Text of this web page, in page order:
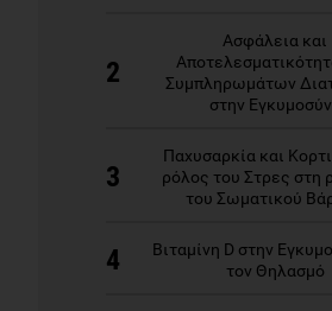
2
Ασφάλεια και
Συμπληρωμάτων
στην
3
Παχυσαρκία και
ρόλος του Στρες στη
του Σωματικού
4
Βιταμίνη D στην
τον Θηλασμό